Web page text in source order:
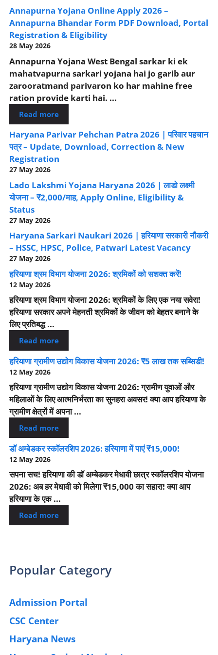
Annapurna Yojana Online Apply 2026 –
Annapurna Bhandar Form PDF Download, Portal
Registration & Eligibility
28 May 2026
Annapurna Yojana West Bengal sarkar ki ek
mahatvapurna sarkari yojana hai jo garib aur
zarooratmand parivaron ko har mahine free
ration provide karti hai. ...
Read more
Haryana Parivar Pehchan Patra 2026 | परिवार पहचान
पत्र – Update, Download, Correction & New
Registration
27 May 2026
Lado Lakshmi Yojana Haryana 2026 | लाडो लक्ष्मी
योजना – ₹2,000/माह, Apply Online, Eligibility &
Status
27 May 2026
Haryana Sarkari Naukari 2026 | हरियाणा सरकारी नौकरी
– HSSC, HPSC, Police, Patwari Latest Vacancy
27 May 2026
हरियाणा श्रम विभाग योजना 2026: श्रमिकों को सशक्त करें!
12 May 2026
हरियाणा श्रम विभाग योजना 2026: श्रमिकों के लिए एक नया सवेरा!
हरियाणा सरकार अपने मेहनती श्रमिकों के जीवन को बेहतर बनाने के
लिए प्रतिबद्ध ...
Read more
हरियाणा ग्रामीण उद्योग विकास योजना 2026: ₹5 लाख तक सब्सिडी!
12 May 2026
हरियाणा ग्रामीण उद्योग विकास योजना 2026: ग्रामीण युवाओं और
महिलाओं के लिए आत्मनिर्भरता का सुनहरा अवसर! क्या आप हरियाणा के
ग्रामीण क्षेत्रों में अपना ...
Read more
डॉ अम्बेडकर स्कॉलरशिप 2026: हरियाणा में पाएं ₹15,000!
12 May 2026
सपना सच! हरियाणा की डॉ अम्बेडकर मेधावी छात्र स्कॉलरशिप योजना
2026: अब हर मेधावी को मिलेगा ₹15,000 का सहारा! क्या आप
हरियाणा के एक ...
Read more
Popular Category
Admission Portal
CSC Center
Haryana News